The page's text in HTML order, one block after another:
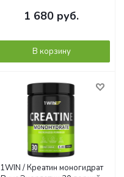
1 680 руб.
В корзину
1WIN / Креатин моногидрат